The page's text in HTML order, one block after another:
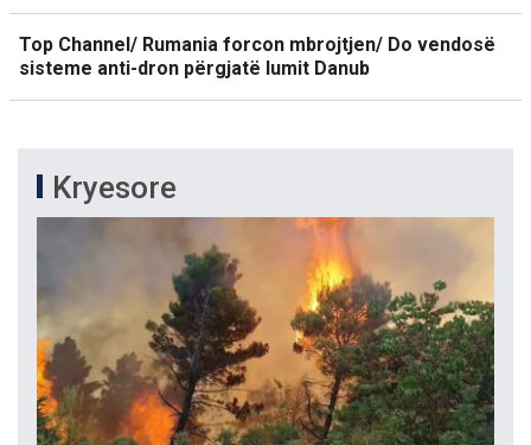
Top Channel/ Rumania forcon mbrojtjen/ Do vendosë
sisteme anti-dron përgjatë lumit Danub
Kryesore